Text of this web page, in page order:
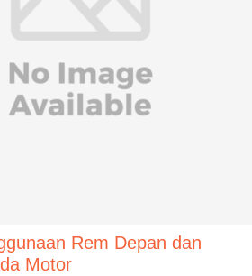
Rem Depan dan
Motor